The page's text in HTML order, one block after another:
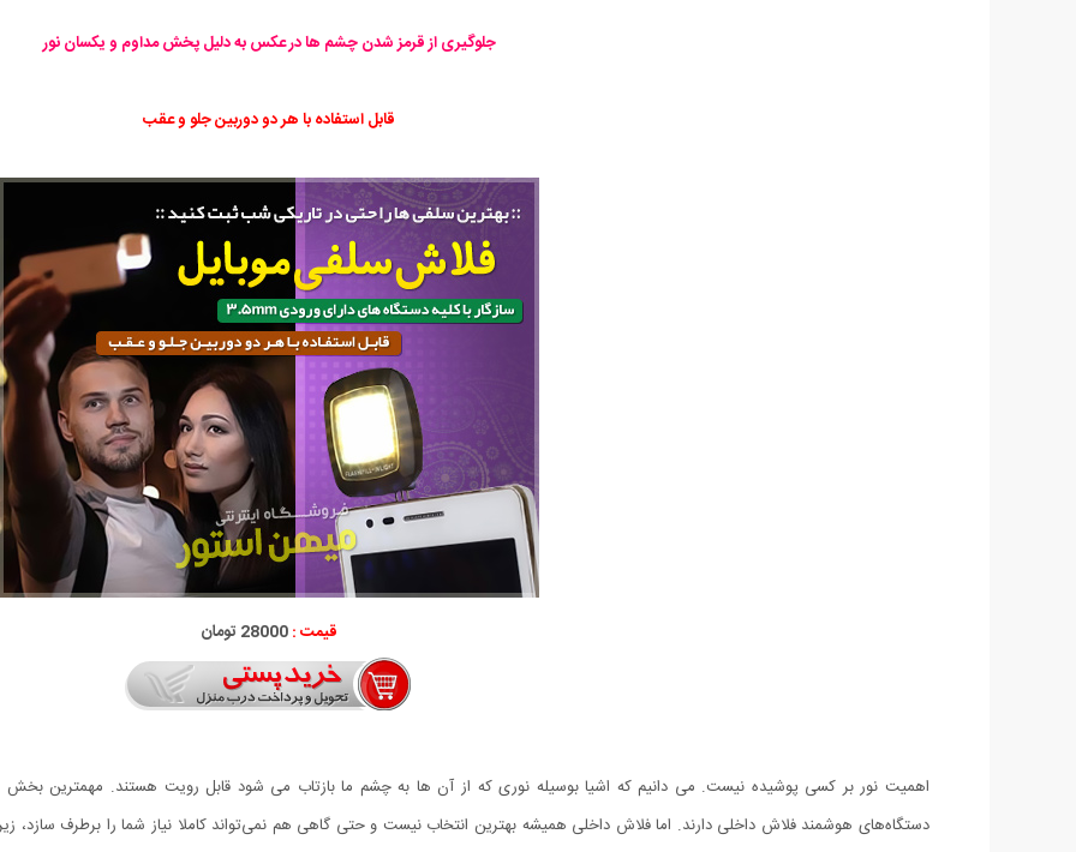
جلوگیری از قرمز شدن چشم ها در عکس به دلیل پخش مداوم و یکسان نور
قابل استفاده با هر دو دوربین جلو و عقب
قیمت :28000 تومان
اهمیت نور بر کسی پوشیده نیست. می دانیم که اشیا بوسیله نوری که از آن ها به چشم ما بازتاب می شود قابل رویت هستند. مهمترین بخش